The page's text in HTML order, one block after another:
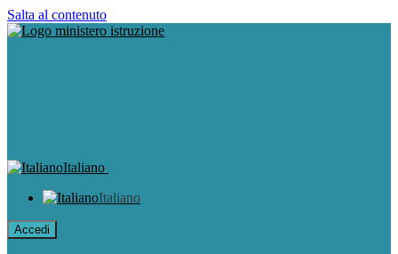
Salta al contenuto
Italiano
Italiano
Accedi